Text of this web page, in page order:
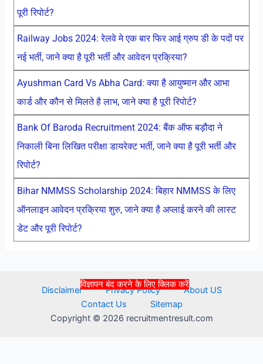
विज्ञापन बंद करने के लिए क्लिक करें
पूरी रिपोर्ट?
Railway Jobs 2024: रेलवे मे एक बार फिर आई ग्रुप डी के पदों पर
नई भर्ती, जाने क्या है पूरी भर्ती और आवेदन प्रक्रिया?
Ayushman Card Vs Abha Card: क्या है आयुष्मान और आभा
कार्ड और कौन से मिलते है लाभ, जाने क्या है पूरी रिपोर्ट?
Bank Of Baroda Recruitment 2024: बैंक ऑफ बड़ौदा ने
निकाली बिना लिखित परीक्षा डायरेक्ट भर्ती, जाने क्या है पूरी भर्ती और
रिपोर्ट?
Bihar NMMSS Scholarship 2024: बिहार NMMSS के लिए
ऑनलाइन आवेदन प्रक्रिया शुरु, जाने क्या है अप्लाई करने की लास्ट
डेट और पूरी रिपोर्ट?
Disclaimer Privacy Policy
About US
Contact Us
Sitemap
Copyright © 2026 recruitmentresult.com